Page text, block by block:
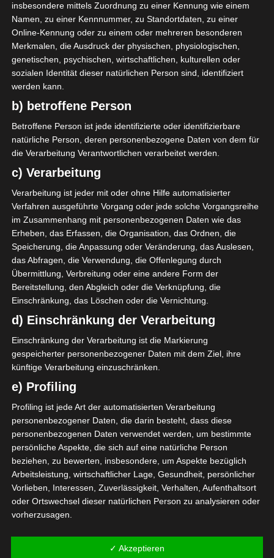
Geburtsort
Mbour
Geburtstag 3. April 1993
Alter 33
Gewicht (kg) 78
Größe (cm)
GESAMTE STATISTIK
Ligue 1 Pro (Tunesien)
2021/2022 1 1 90′
1 (0)
1
1 0 90′ 0 0 0 1 (0) 0 0
LETZTE BEGEGNUNGEN
Datum Ergebnis
Meisterschaft Tunesien 2021/22
22 Nov. 2021 G
Farouk Mimouni
Hamza Mabrouk
insbesondere mittels Zuordnung zu einer Kennung wie einem
Namen, zu einer Kennnummer, zu Standortdaten, zu einer
Online-Kennung oder zu einem oder mehreren besonderen
Merkmalen, die Ausdruck der physischen, physiologischen,
genetischen, psychischen, wirtschaftlichen, kulturellen oder
sozialen Identität dieser natürlichen Person sind, identifiziert
werden kann.
b) betroffene Person
Betroffene Person ist jede identifizierte oder identifizierbare
natürliche Person, deren personenbezogene Daten von dem für
die Verarbeitung Verantwortlichen verarbeitet werden.
c) Verarbeitung
Verarbeitung ist jeder mit oder ohne Hilfe automatisierter
Verfahren ausgeführte Vorgang oder jede solche Vorgangsreihe
im Zusammenhang mit personenbezogenen Daten wie das
Erheben, das Erfassen, die Organisation, das Ordnen, die
Speicherung, die Anpassung oder Veränderung, das Auslesen,
das Abfragen, die Verwendung, die Offenlegung durch
Übermittlung, Verbreitung oder eine andere Form der
Bereitstellung, den Abgleich oder die Verknüpfung, die
Einschränkung, das Löschen oder die Vernichtung.
d) Einschränkung der Verarbeitung
Einschränkung der Verarbeitung ist die Markierung
gespeicherter personenbezogener Daten mit dem Ziel, ihre
künftige Verarbeitung einzuschränken.
e) Profiling
Profiling ist jede Art der automatisierten Verarbeitung
personenbezogener Daten, die darin besteht, dass diese
personenbezogenen Daten verwendet werden, um bestimmte
persönliche Aspekte, die sich auf eine natürliche Person
beziehen, zu bewerten, insbesondere, um Aspekte bezüglich
Arbeitsleistung, wirtschaftlicher Lage, Gesundheit, persönlicher
Vorlieben, Interessen, Zuverlässigkeit, Verhalten, Aufenthaltsort
oder Ortswechsel dieser natürlichen Person zu analysieren oder
vorherzusagen.
f) Pseudonymisierung
Pseudonymisierung ist die Verarbeitung personenbezogener
✓ Akzeptieren